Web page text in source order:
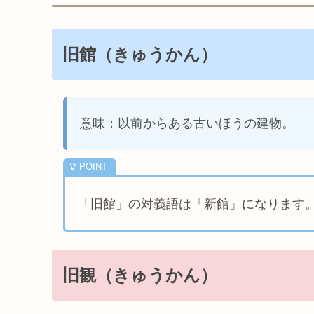
旧館（きゅうかん）
意味：以前からある古いほうの建物。
「旧館」の対義語は「新館」になります
旧観（きゅうかん）